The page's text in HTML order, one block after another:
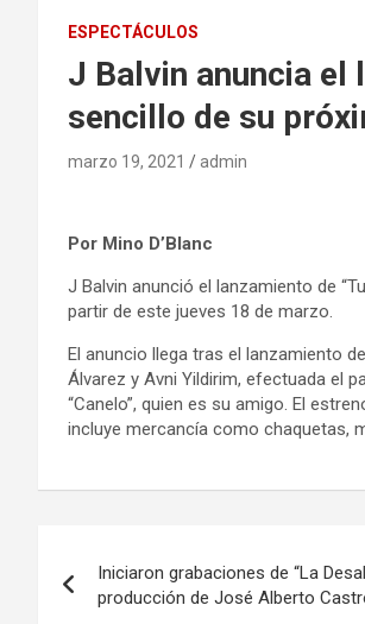
ESPECTÁCULOS
J Balvin anuncia el
sencillo de su
marzo 19, 2021 admin
Por Mino D’Blanc
J Balvin anunció el lanzamiento de
partir de este jueves 18 de marzo.
El anuncio llega tras el lanzamiento
Álvarez y Avni Yildirim, efectuada el
“Canelo”, quien es su amigo. El
incluye mercancía como chaquetas,
de
Iniciaron grabaciones de “La
producción de José Alberto